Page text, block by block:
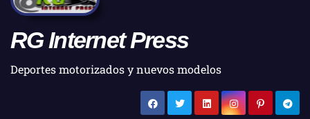
RG Internet Press
Deportes motorizados y nuevos modelos